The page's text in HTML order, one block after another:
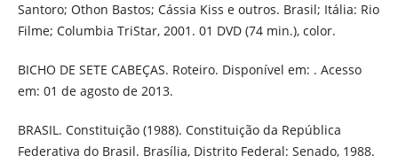
Santoro; Othon Bastos; Cássia Kiss e outros. Brasil; Itália: Rio
Filme; Columbia TriStar, 2001. 01 DVD (74 min.), color.
BICHO DE SETE CABEÇAS. Roteiro. Disponível em: . Acesso
em: 01 de agosto de 2013.
BRASIL. Constituição (1988). Constituição da República
Federativa do Brasil. Brasília, Distrito Federal: Senado, 1988.